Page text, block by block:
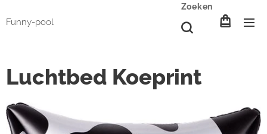
Funny-pool
Zoeken
Luchtbed Koeprint